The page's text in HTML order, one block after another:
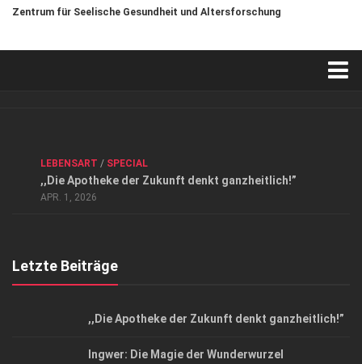
Zentrum für Seelische Gesundheit und Altersforschung
Datenschutzerklärung
Top Magazin Dresden / Ostsachsen
LEBENSART / SPECIAL
,,Die Apotheke der Zukunft denkt ganzheitlich!”
APR. 1, 2026
Letzte Beiträge
,,Die Apotheke der Zukunft denkt ganzheitlich!”
Ingwer: Die Magie der Wunderwurzel